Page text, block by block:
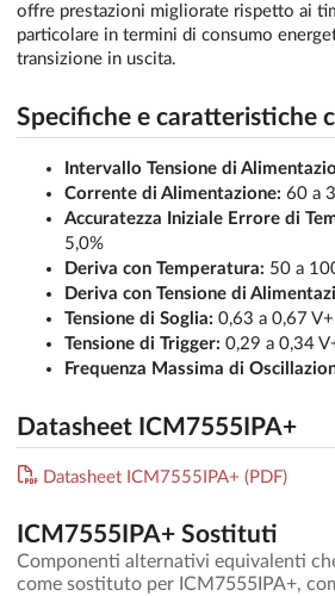
offre prestazioni migliorate rispetto ai
particolare in termini di consumo
transizione in uscita.
Specifiche e caratteristiche
Intervallo Tensione di
Corrente di Alimentazione: 60 a
Accuratezza Iniziale Errore di
5,0%
Deriva con Temperatura: 50 a
Deriva con Tensione di
Tensione di Soglia: 0,63 a 0,67 V+
Tensione di Trigger: 0,29 a 0,34
Frequenza Massima di
Datasheet ICM7555IPA+
Datasheet ICM7555IPA+ (PDF)
ICM7555IPA+ Sostituti
Componenti alternativi equivalenti
come sostituto per ICM7555IPA+,